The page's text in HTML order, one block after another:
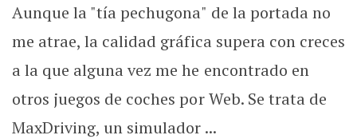
Aunque la "tía pechugona" de la portada no
me atrae, la calidad gráfica supera con creces
a la que alguna vez me he encontrado en
otros juegos de coches por Web. Se trata de
MaxDriving, un simulador ...